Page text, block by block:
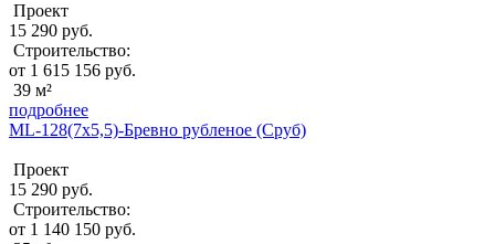
Проект
15 290 руб.
Строительство:
от 1 615 156 руб.
39 м²
подробнее
ML-128(7х5,5)-Бревно рубленое (Сруб)
Проект
15 290 руб.
Строительство:
от 1 140 150 руб.